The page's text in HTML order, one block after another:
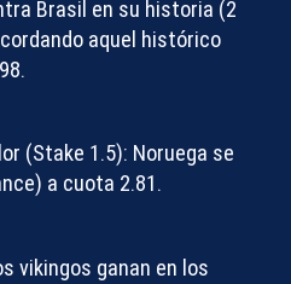
Brasil en su historia (2
aquel histórico
(Stake 1.5): Noruega se
a cuota 2.81.
vikingos ganan en los